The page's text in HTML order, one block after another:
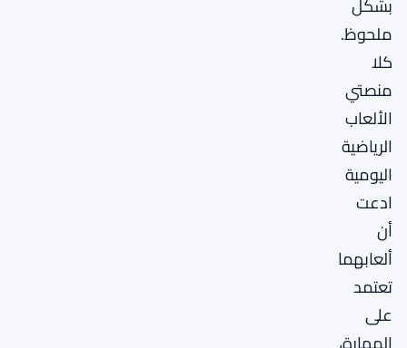
ملحوظ.
كلا
منصتي
الألعاب
الرياضية
اليومية
ادعت
أن
ألعابهما
تعتمد
على